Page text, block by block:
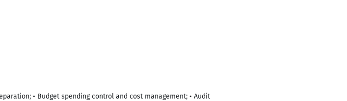
• Budget spending control and cost management; • Audit